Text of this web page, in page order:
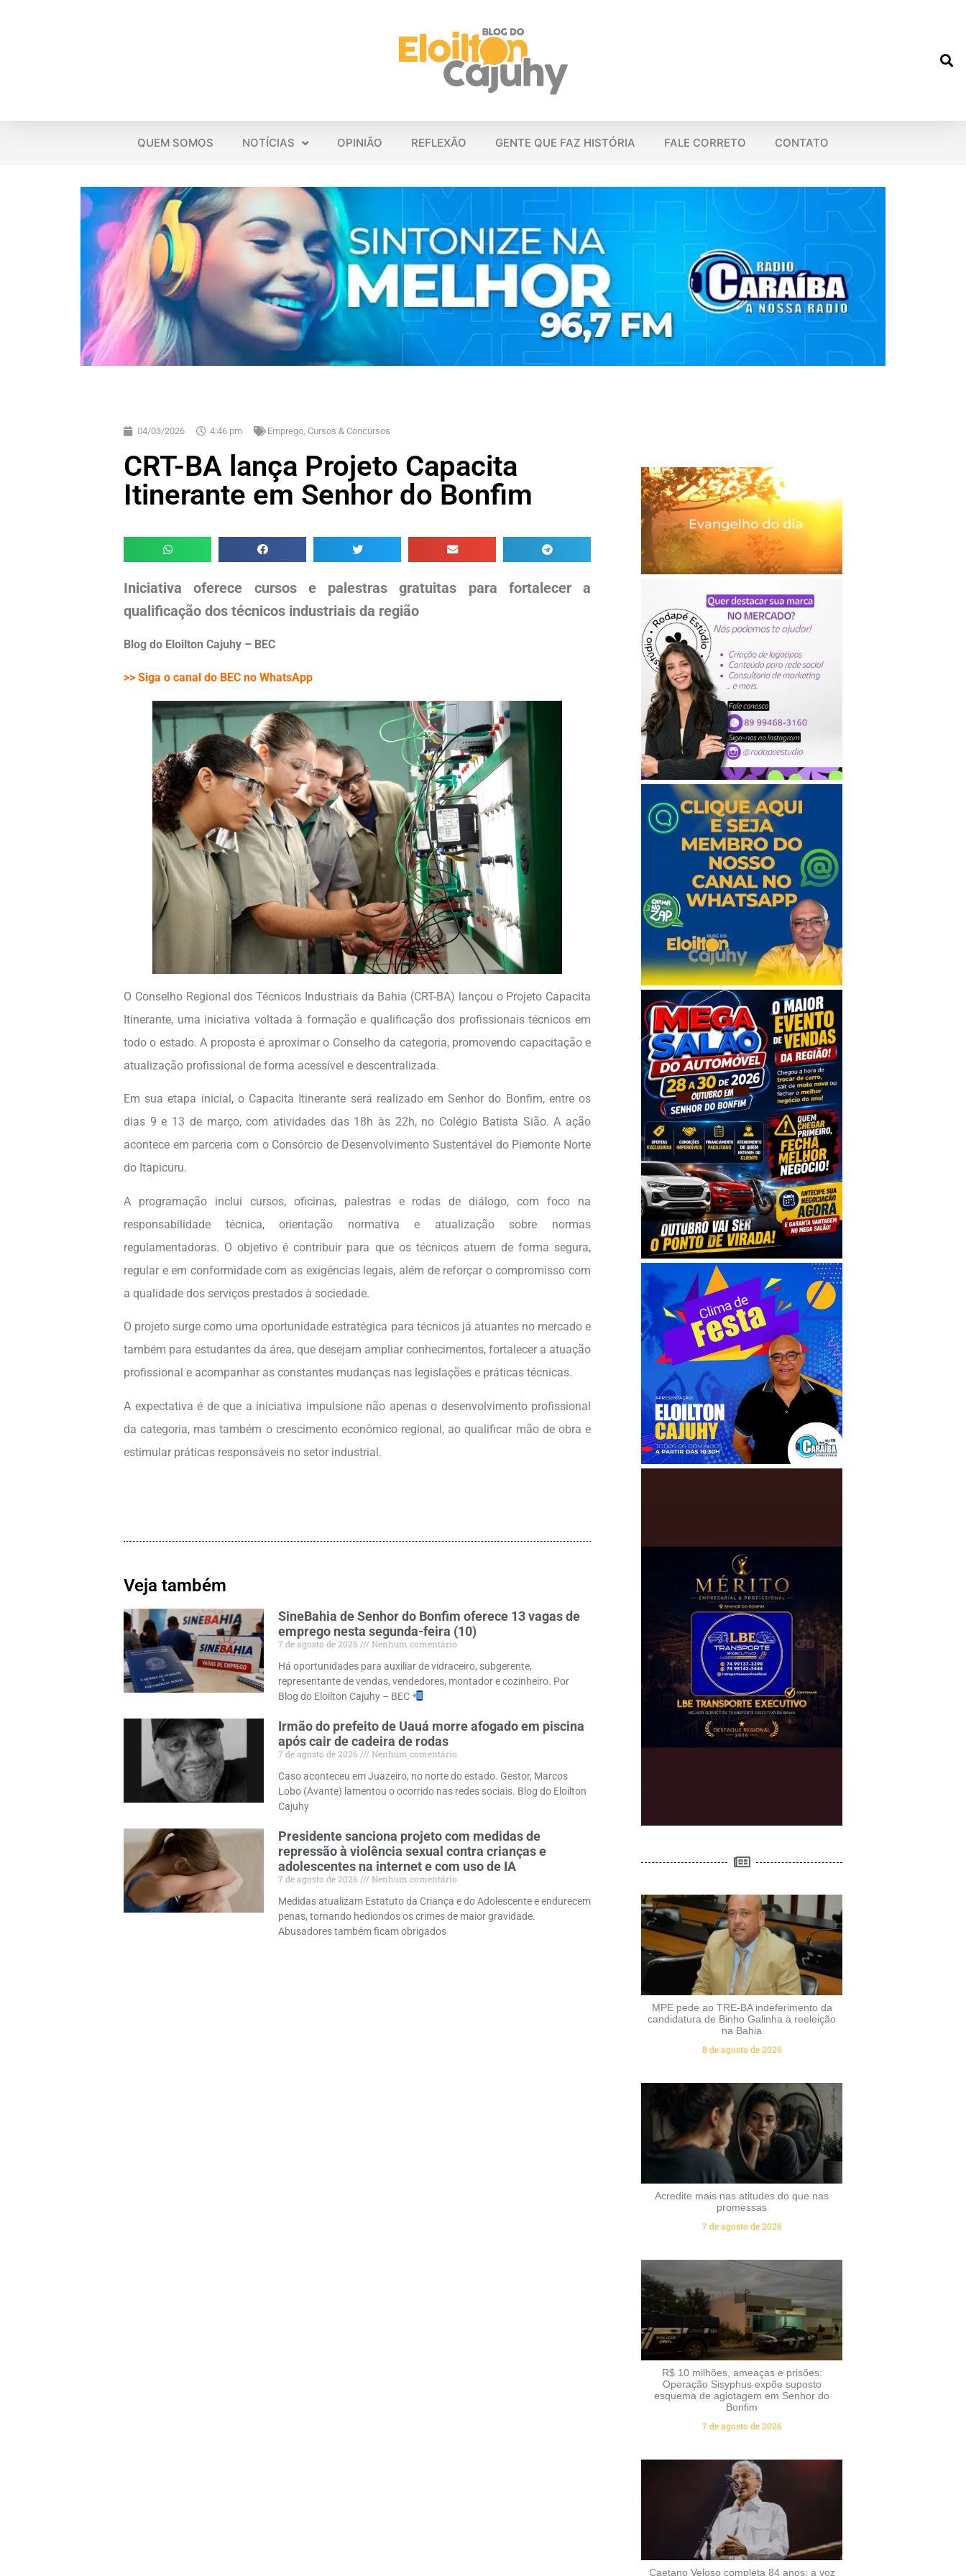
QUEM SOMOS NOTÍCIAS OPINIÃO REFLEXÃO GENTE QUE FAZ HISTÓRIA FALE CORRETO CONTATO
04/03/2026 4:46 pm Emprego, Cursos & Concursos
CRT-BA lança Projeto Capacita
Itinerante em Senhor do Bonfim
Iniciativa oferece cursos e palestras gratuitas para fortalecer a
qualificação dos técnicos industriais da região
Blog do Eloilton Cajuhy – BEC
>> Siga o canal do BEC no WhatsApp
O Conselho Regional dos Técnicos Industriais da Bahia (CRT-BA) lançou o Projeto Capacita
Itinerante, uma iniciativa voltada à formação e qualificação dos profissionais técnicos em
todo o estado. A proposta é aproximar o Conselho da categoria, promovendo capacitação e
atualização profissional de forma acessível e descentralizada.
Em sua etapa inicial, o Capacita Itinerante será realizado em Senhor do Bonfim, entre os
dias 9 e 13 de março, com atividades das 18h às 22h, no Colégio Batista Sião. A ação
acontece em parceria com o Consórcio de Desenvolvimento Sustentável do Piemonte Norte
do Itapicuru.
A programação inclui cursos, oficinas, palestras e rodas de diálogo, com foco na
responsabilidade técnica, orientação normativa e atualização sobre normas
regulamentadoras. O objetivo é contribuir para que os técnicos atuem de forma segura,
regular e em conformidade com as exigências legais, além de reforçar o compromisso com
a qualidade dos serviços prestados à sociedade.
O projeto surge como uma oportunidade estratégica para técnicos já atuantes no mercado e
também para estudantes da área, que desejam ampliar conhecimentos, fortalecer a atuação
profissional e acompanhar as constantes mudanças nas legislações e práticas técnicas.
A expectativa é de que a iniciativa impulsione não apenas o desenvolvimento profissional
da categoria, mas também o crescimento econômico regional, ao qualificar mão de obra e
estimular práticas responsáveis no setor industrial.
Veja também
SineBahia de Senhor do Bonfim oferece 13 vagas de
emprego nesta segunda-feira (10)
7 de agosto de 2026
Nenhum comentário
Há oportunidades para auxiliar de vidraceiro, subgerente,
representante de vendas, vendedores, montador e cozinheiro. Por
Blog do Eloilton Cajuhy – BEC
Irmão do prefeito de Uauá morre afogado em piscina
após cair de cadeira de rodas
7 de agosto de 2026
Nenhum comentário
Caso aconteceu em Juazeiro, no norte do estado. Gestor, Marcos
Lobo (Avante) lamentou o ocorrido nas redes sociais. Blog do Eloilton
Cajuhy
Presidente sanciona projeto com medidas de
repressão à violência sexual contra crianças e
adolescentes na internet e com uso de IA
7 de agosto de 2026
Nenhum comentário
Medidas atualizam Estatuto da Criança e do Adolescente e endurecem
penas, tornando hediondos os crimes de maior gravidade.
Abusadores também ficam obrigados
MPE pede ao TRE-BA indeferimento da
candidatura de Binho Galinha à reeleição
na Bahia
8 de agosto de 2026
Acredite mais nas atitudes do que nas
promessas
7 de agosto de 2026
R$ 10 milhões, ameaças e prisões:
Operação Sisyphus expõe suposto
esquema de agiotagem em Senhor do
Bonfim
7 de agosto de 2026
Caetano Veloso completa 84 anos: a voz